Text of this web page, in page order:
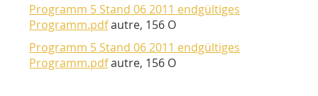
Programm 5 Stand 06 2011 endgültiges
Programm.pdfautre, 156 O
Programm 5 Stand 06 2011 endgültiges
Programm.pdfautre, 156 O